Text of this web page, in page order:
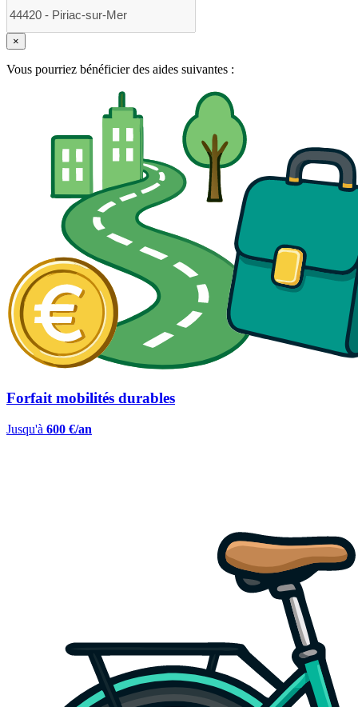
×
Vous pourriez bénéficier des aides suivantes :
Forfait mobilités durables
Jusqu'à 600 €/an